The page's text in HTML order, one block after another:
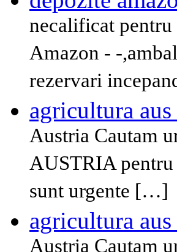
necalificat
Amazon - -
rezervari
agricultura aus
Austria Cautam
AUSTRIA pentru
sunt urgente […]
agricultura aus